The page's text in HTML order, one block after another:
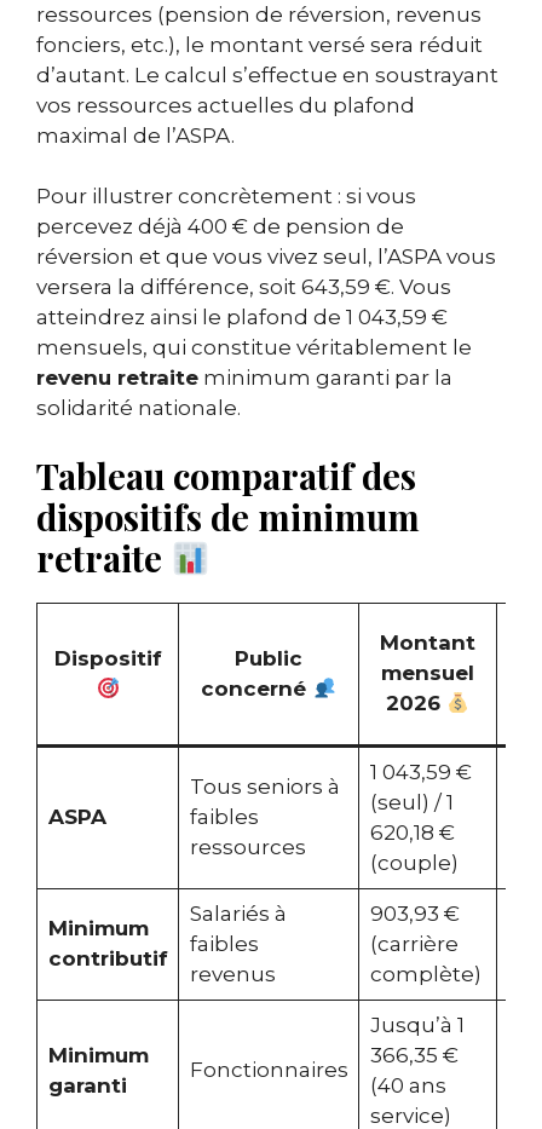
ressources (pension de réversion, revenus
fonciers, etc.), le montant versé sera réduit
d’autant. Le calcul s’effectue en soustrayant
vos ressources actuelles du plafond
maximal de l’ASPA.
Pour illustrer concrètement : si vous
percevez déjà 400 € de pension de
réversion et que vous vivez seul, l’ASPA vous
versera la différence, soit 643,59 €. Vous
atteindrez ainsi le plafond de 1 043,59 €
mensuels, qui constitue véritablement le
revenu retraite minimum garanti par la
solidarité nationale.
Tableau comparatif des
dispositifs de minimum
retraite
Dispositif
Public
concerné
Montant
mensuel
2026
ASPA
Tous seniors à
faibles
ressources
1 043,59 €
(seul) / 1
620,18 €
(couple)
Minimum
contributif
Salariés à
faibles
revenus
903,93 €
(carrière
complète)
Minimum
garanti
Fonctionnaires
Jusqu’à 1
366,35 €
(40 ans
service)